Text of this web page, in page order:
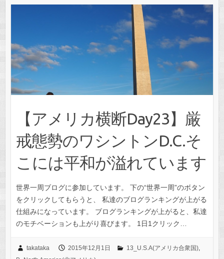
【アメリカ横断Day23】厳
戒態勢のワシントンD.C.そ
こには平和が溢れています
世界一周ブログに参加しています。 下の“世界一周”のボタン
をクリックしてもらうと、 私達のブログランキングが上がる
仕組みになっています。 ブログランキングが上がると、私達
のモチベーションも上がり喜びます。 1日1クリック…
takataka 2015年12月1日 13_U.S.A(アメリカ合衆国),